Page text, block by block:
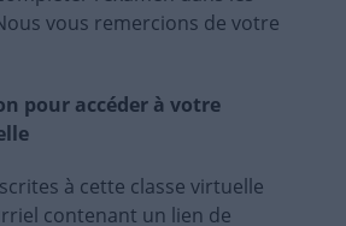
vous remercions de votre
pour accéder à votre
à cette classe virtuelle
contenant un lien de